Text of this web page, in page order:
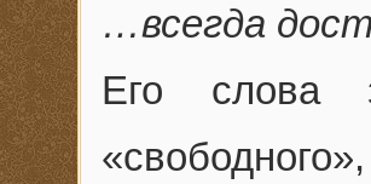
…всегда
Его слова